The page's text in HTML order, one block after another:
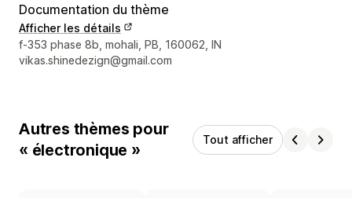
Documentation du thème
Afficher les détails
Coordonnées du concepteur
f-353 phase 8b, mohali, PB, 160062, IN
vikas.shinedezign@gmail.com
Autres thèmes pour
« électronique »
Tout afficher